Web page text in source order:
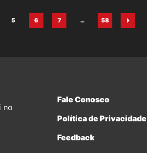
Página
5
Página
6
Página
7
…
Página
58
no
Fale Conosco
Política de Privacidade
Feedback